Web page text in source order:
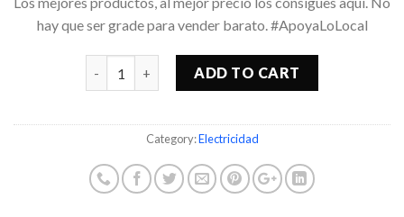
hay que ser grade para vender barato. #ApoyaLoLocal
ADD TO CART
Category:Electricidad